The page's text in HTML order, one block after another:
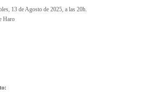
13 de Agosto de 2025, a las 20h.
Haro